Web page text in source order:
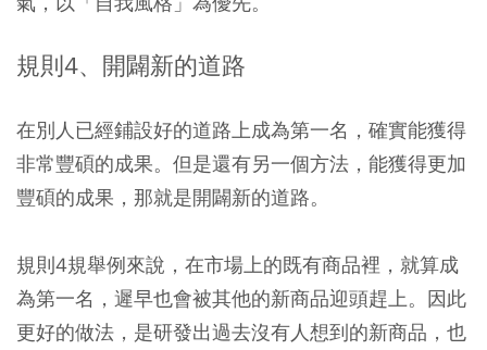
規則4、開闢新的道路
在別人已經鋪設好的道路上成為第一名，確實能獲得
非常豐碩的成果。但是還有另一個方法，能獲得更加
豐碩的成果，那就是開闢新的道路。
規則4規舉例來說，在市場上的既有商品裡，就算成
為第一名，遲早也會被其他的新商品迎頭趕上。因此
更好的做法，是研發出過去沒有人想到的新商品，也